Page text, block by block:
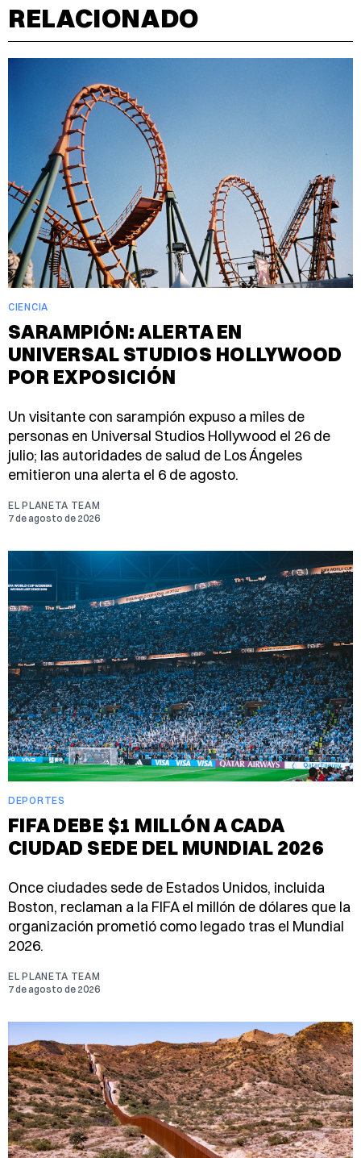
RELACIONADO
CIENCIA
SARAMPIÓN: ALERTA EN
UNIVERSAL STUDIOS HOLLYWOOD
POR EXPOSICIÓN
Un visitante con sarampión expuso a miles de
personas en Universal Studios Hollywood el 26 de
julio; las autoridades de salud de Los Ángeles
emitieron una alerta el 6 de agosto.
EL PLANETA TEAM
7 de agosto de 2026
DEPORTES
FIFA DEBE $1 MILLÓN A CADA
CIUDAD SEDE DEL MUNDIAL 2026
Once ciudades sede de Estados Unidos, incluida
Boston, reclaman a la FIFA el millón de dólares que la
organización prometió como legado tras el Mundial
2026.
EL PLANETA TEAM
7 de agosto de 2026